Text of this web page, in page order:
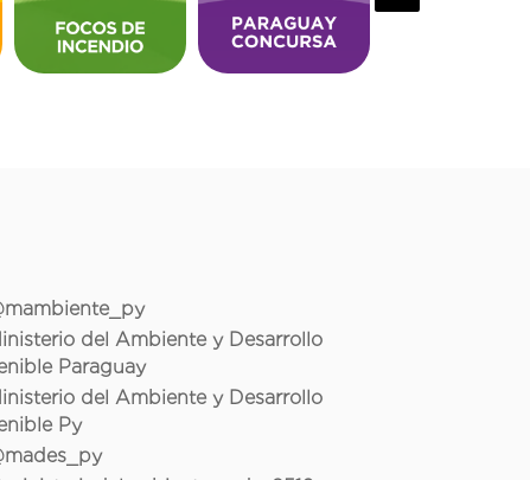
del Ambiente y Desarrollo
Paraguay
del Ambiente y Desarrollo
Py